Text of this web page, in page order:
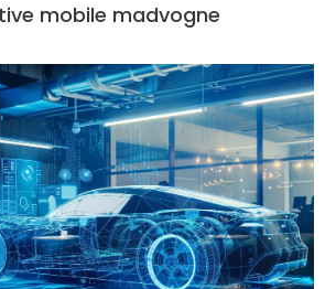
mobile madvogne